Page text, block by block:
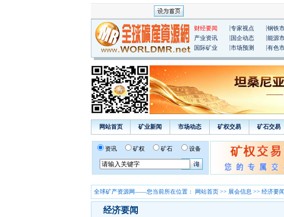
财经要闻 专家视点 钢铁
产业资讯
国企动态 能源
国际矿业
市场预测 有色
网站首页 矿业新闻 市场动态 矿权交易 矿石交易
资讯 矿权 矿石 设备
全球矿产资源网——您当前所在位置： 网站首页 >> 展会信息 >> 经济要闻
经济要闻